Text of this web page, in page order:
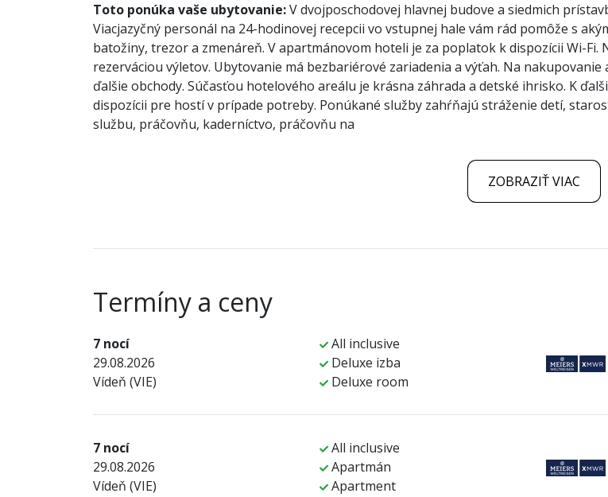
Toto ponúka vaše ubytovanie:V dvojposchodovej hlavnej budove a siedmich
Viacjazyčný personál na 24-hodinovej recepcii vo vstupnej hale vám rád pomôže s
batožiny, trezor a zmenáreň. V apartmánovom hoteli je za poplatok k dispozícii Wi-Fi.
rezerváciou výletov. Ubytovanie má bezbariérové zariadenia a výťah. Na
ďalšie obchody. Súčasťou hotelového areálu je krásna záhrada a detské ihrisko. K
dispozícii pre hostí v prípade potreby. Ponúkané služby zahŕňajú stráženie detí,
službu, práčovňu, kaderníctvo, práčovňu na
ZOBRAZIŤ VIAC
Termíny a ceny
7 nocí
29.08.2026
Vídeň (VIE)
All inclusive
Deluxe izba
Deluxe room
7 nocí
29.08.2026
Vídeň (VIE)
All inclusive
Apartmán
Apartment